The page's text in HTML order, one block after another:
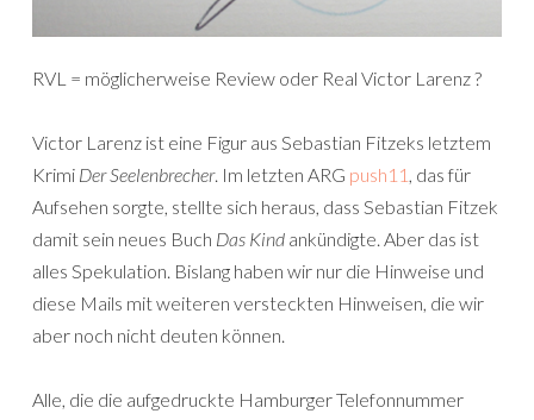
RVL = möglicherweise Review oder Real Victor Larenz ?
Victor Larenz ist eine Figur aus Sebastian Fitzeks letztem
Krimi Der Seelenbrecher. Im letzten ARG push11 , das für
Aufsehen sorgte, stellte sich heraus, dass Sebastian Fitzek
damit sein neues Buch Das Kind ankündigte. Aber das ist
alles Spekulation. Bislang haben wir nur die Hinweise und
diese Mails mit weiteren versteckten Hinweisen, die wir
aber noch nicht deuten können.
Alle, die die aufgedruckte Hamburger Telefonnummer